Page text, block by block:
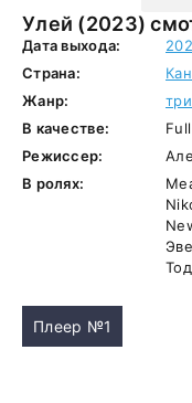
Улей (2023)
Дата выхода:
Страна:
Жанр:
В качестве:
Режиссер:
В ролях:
Плеер №1